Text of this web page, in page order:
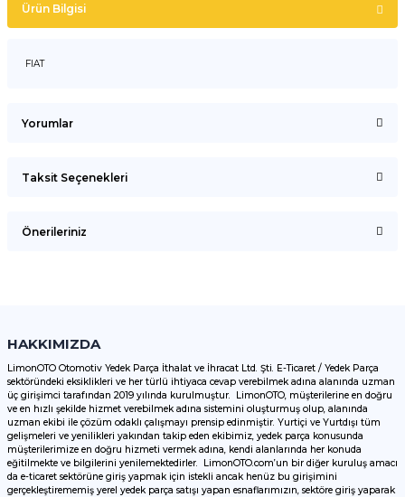
Ürün Bilgisi
FIAT
Yorumlar
Taksit Seçenekleri
Önerileriniz
Görüş ve önerileriniz için teşekkür ederiz.
Ürün resmi kalitesiz, bozuk veya görüntülenemiyor.
Ürün açıklamasında eksik bilgiler bulunuyor.
Ürün bilgilerinde hatalar bulunuyor.
Ürün fiyatı diğer sitelerden daha pahalı.
Bu ürüne benzer farklı alternatifler olmalı.
HAKKIMIZDA
LimonOTO Otomotiv Yedek Parça İthalat ve İhracat Ltd. Şti. E-Ticaret / Yedek Parça
sektöründeki eksiklikleri ve her türlü ihtiyaca cevap verebilmek adına alanında uzman
üç girişimci tarafından 2019 yılında kurulmuştur. LimonOTO, müşterilerine en doğru
ve en hızlı şekilde hizmet verebilmek adına sistemini oluşturmuş olup, alanında
uzman ekibi ile çözüm odaklı çalışmayı prensip edinmiştir. Yurtiçi ve Yurtdışı tüm
gelişmeleri ve yenilikleri yakından takip eden ekibimiz, yedek parça konusunda
müşterilerimize en doğru hizmeti vermek adına, kendi alanlarında her konuda
eğitilmekte ve bilgilerini yenilemektedirler. LimonOTO.com’un bir diğer kuruluş amacı
da e-ticaret sektörüne giriş yapmak için istekli ancak henüz bu girişimini
gerçekleştirememiş yerel yedek parça satışı yapan esnaflarımızın, sektöre giriş yaparak